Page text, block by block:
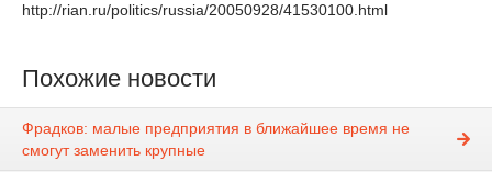
http://rian.ru/politics/russia/20050928/41530100.html
Похожие новости
Фрадков: малые предприятия в ближайшее время не
смогут заменить крупные